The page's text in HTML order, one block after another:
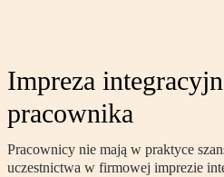
Impreza
pracownika
Pracownicy nie mają w praktyce
uczestnictwa w firmowej imprezie